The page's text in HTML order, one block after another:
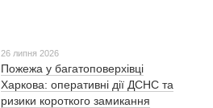
26 липня 2026
Пожежа у багатоповерхівці
Харкова: оперативні дії ДСНС та
ризики короткого замикання